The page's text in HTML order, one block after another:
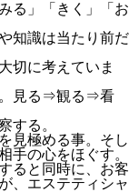
る」「きく」「お
知識は当たり前だ
切に考えていま
。見る⇒観る⇒看
する。
見極める事。そし
手の心をほぐす。
ると同時に、お客
、エステティシャ